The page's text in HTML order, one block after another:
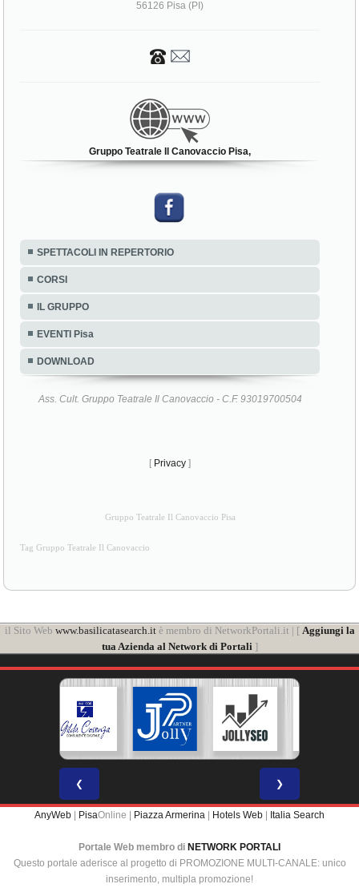
56126 Pisa (PI)
Gruppo Teatrale Il Canovaccio Pisa,
SPETTACOLI IN REPERTORIO
CORSI
IL GRUPPO
EVENTI Pisa
DOWNLOAD
Ass. Cult. Gruppo Teatrale Il Canovaccio - C.F. 93019700504
[ Privacy ]
Gruppo Teatrale Il Canovaccio Pisa
Tag Gruppo Teatrale Il Canovaccio
il Sito Web www.basilicatasearch.itè membro di NetworkPortali.it | [ Aggiungi la
tua Azienda al Network di Portali ]
❮ ❯
AnyWeb | PisaOnline | Piazza Armerina | Hotels Web | Italia Search
Portale Web membro di NETWORK PORTALI
Questo portale aderisce al progetto di PROMOZIONE MULTI-CANALE: unico
inserimento, multipla promozione!